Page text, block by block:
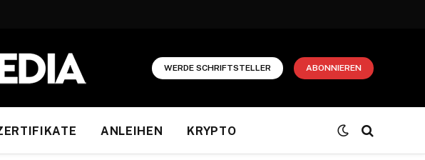
WERDE SCHRIFTSTELLER ABONNIEREN
ANLEIHEN KRYPTO